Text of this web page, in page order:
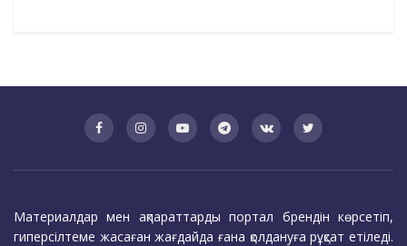
Материалдар мен ақпараттарды портал брендін көрсетіп,
гиперсілтеме жасаған жағдайда ғана қолдануға рұқсат етіледі.